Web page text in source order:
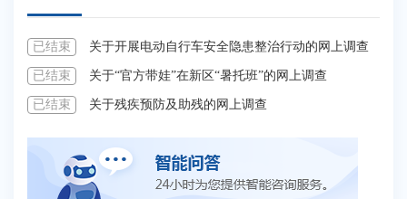
已结束 关于开展电动自行车安全隐患整治行动的网上调查
已结束 关于“官方带娃”在新区“暑托班”的网上调查
已结束 关于残疾预防及助残的网上调查